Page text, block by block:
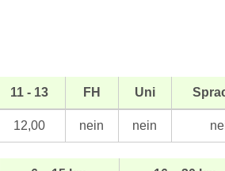
11 - 13 FH Uni
12,00 nein nein